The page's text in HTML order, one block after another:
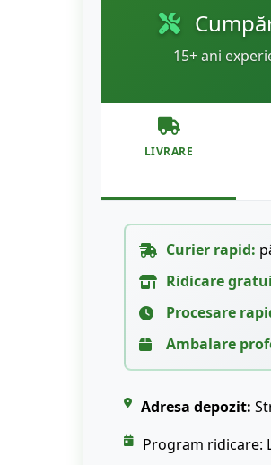
15+ ani
LIVRARE
Curier rapid:
Ridicare
Procesare
Ambalare
Adresa depozit:
Program ridicare: